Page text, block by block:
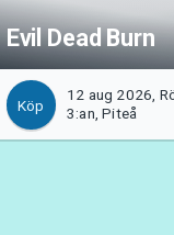
Evil Dead Burn
Köp
12 aug 2026,
3:an, Piteå